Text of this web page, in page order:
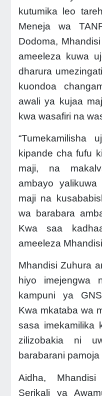
kutumika leo
Meneja wa
Dodoma,
ameeleza kuwa
dharura
kuondoa
awali ya kujaa
kwa wasafiri na
“Tumekamilisha
kipande cha fufu
maji, na
ambayo yalikuwa
maji na
wa barabara
Kwa saa
ameeleza
Mhandisi Zuhura
hiyo imejengwa
kampuni ya
Kwa mkataba wa
sasa imekamilika
zilizobakia ni
barabarani
Aidha,
Serikali ya